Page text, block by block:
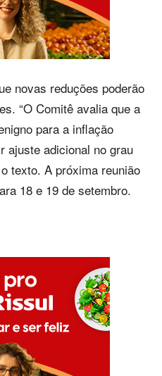
novas reduções poderão
“O Comitê avalia que a
para a inflação
ajuste adicional no grau
texto. A próxima reunião
18 e 19 de setembro.